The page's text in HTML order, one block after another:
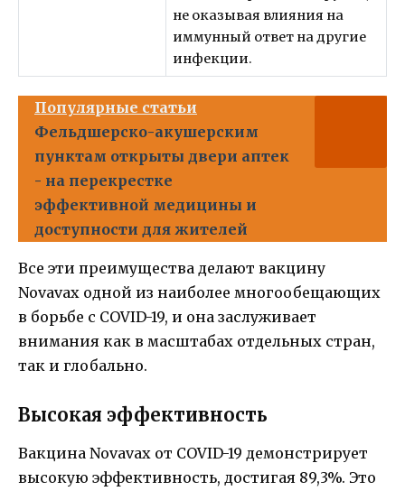
не оказывая влияния на
иммунный ответ на другие
инфекции.
Популярные статьи
Фельдшерско-акушерским
пунктам открыты двери аптек
- на перекрестке
эффективной медицины и
доступности для жителей
Все эти преимущества делают вакцину
Novavax одной из наиболее многообещающих
в борьбе с COVID-19, и она заслуживает
внимания как в масштабах отдельных стран,
так и глобально.
Высокая эффективность
Вакцина Novavax от COVID-19 демонстрирует
высокую эффективность, достигая 89,3%. Это